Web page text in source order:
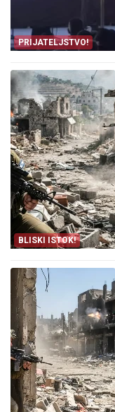
PRIJATELJSTVO!
BLISKI ISTOK!